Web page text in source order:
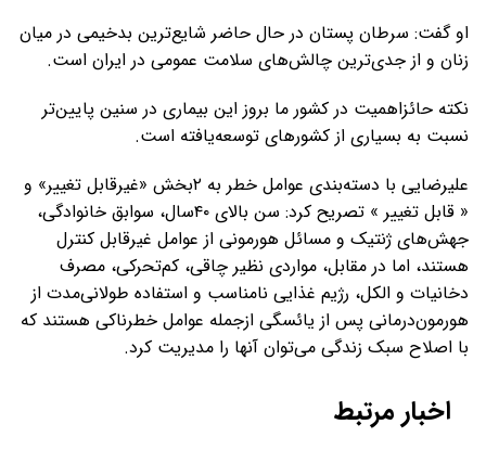
او گفت: سرطان پستان در حال حاضر شایع‌ترین بدخیمی در میان
زنان و از جدی‌ترین چالش‌های سلامت عمومی در ایران است.
نکته حائزاهمیت در کشور ما بروز این بیماری در سنین پایین‌تر
نسبت به بسیاری از کشورهای توسعه‌یافته است.
علیرضایی با دسته‌بندی عوامل خطر به ۲بخش «غیرقابل تغییر» و
« قابل تغییر » تصریح کرد: سن بالای ۴۰سال، سوابق خانوادگی،
جهش‌های ژنتیک و مسائل هورمونی از عوامل غیرقابل کنترل
هستند، اما در مقابل، مواردی نظیر چاقی، کم‌تحرکی، مصرف
دخانیات و الکل، رژیم غذایی نامناسب و استفاده طولانی‌مدت از
هورمون‌درمانی پس از یائسگی ازجمله عوامل خطرناکی هستند که
با اصلاح سبک زندگی می‌توان آنها را مدیریت کرد.
اخبار مرتبط